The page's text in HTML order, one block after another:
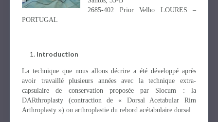
2685-402 Prior Velho LOURES –
PORTUGAL
Introduction
La technique que nous allons décrire a été développé après
avoir travaillé plusieurs années avec la technique extra-
capsulaire de conservation proposée par Slocum : la
DARthroplasty (contraction de « Dorsal Acetabular Rim
Arthroplasty ») ou arthroplastie du rebord acétabulaire dorsal.